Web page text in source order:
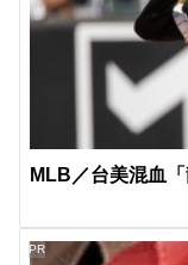
MLB／台美混血
PR